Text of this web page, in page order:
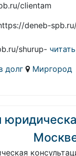
clientam
deneb-
shurup-
долг
Миргород